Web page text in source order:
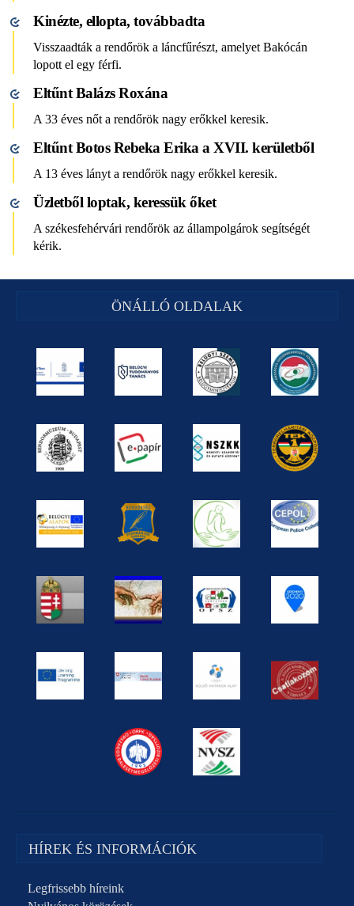
Kinézte, ellopta, továbbadta
Visszaadták a rendőrök a láncfűrészt, amelyet Bakócán
lopott el egy férfi.
Eltűnt Balázs Roxána
A 33 éves nőt a rendőrök nagy erőkkel keresik.
Eltűnt Botos Rebeka Erika a XVII. kerületből
A 13 éves lányt a rendőrök nagy erőkkel keresik.
Üzletből loptak, keressük őket
A székesfehérvári rendőrök az állampolgárok segítségét
kérik.
ÖNÁLLÓ OLDALAK
HÍREK ÉS INFORMÁCIÓK
Legfrissebb híreink